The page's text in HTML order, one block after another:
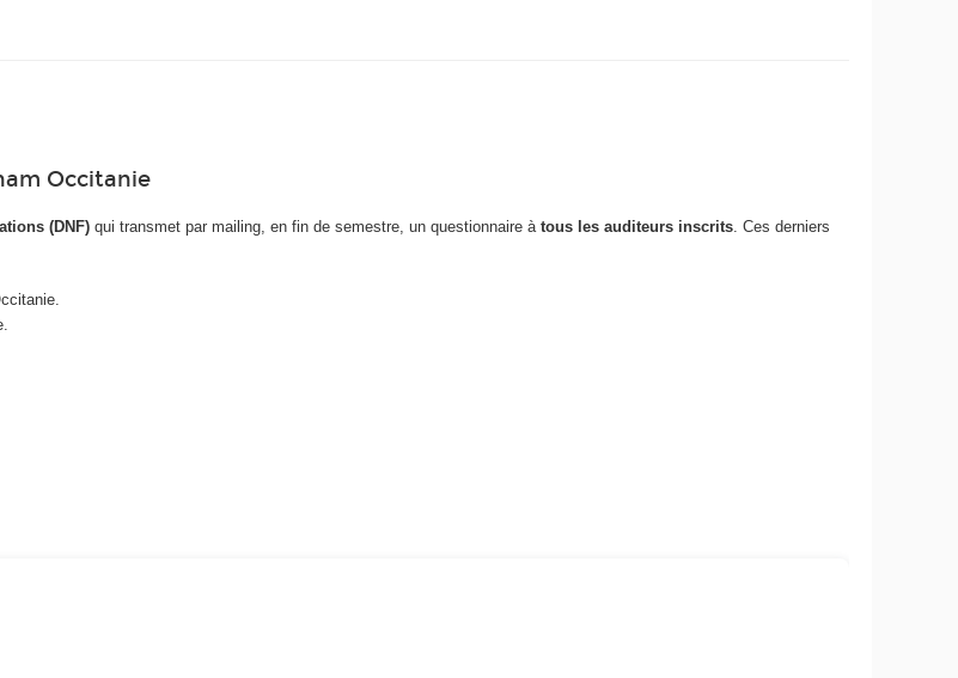
Occitanie
(DNF)qui transmet par mailing, en fin de semestre, un questionnaire àtous les auditeurs inscrits . Ces derniers